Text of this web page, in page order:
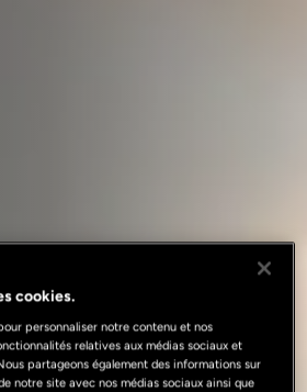
cookies.
personnaliser notre contenu et nos
relatives aux médias sociaux et
partageons également des informations sur
notre site avec nos médias sociaux ainsi que